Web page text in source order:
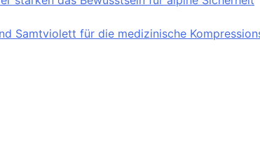
Samtviolett für die medizinische